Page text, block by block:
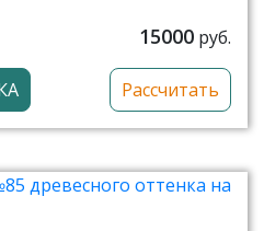
15000 руб.
Рассчитать